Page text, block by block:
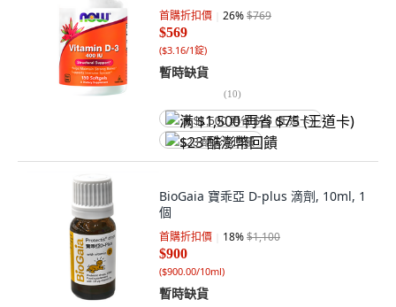
首購折扣價 26%$769
$569
($3.16/1錠)
暫時缺貨
(10)
满 $1,500 再省 $75 (王道卡)
$23 酷澎幣回饋
BioGaia 寶乖亞 D-plus 滴劑, 10ml, 1
個
首購折扣價 18%$1,100
$900
($900.00/10ml)
暫時缺貨